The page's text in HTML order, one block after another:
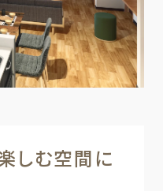
しむ空間に